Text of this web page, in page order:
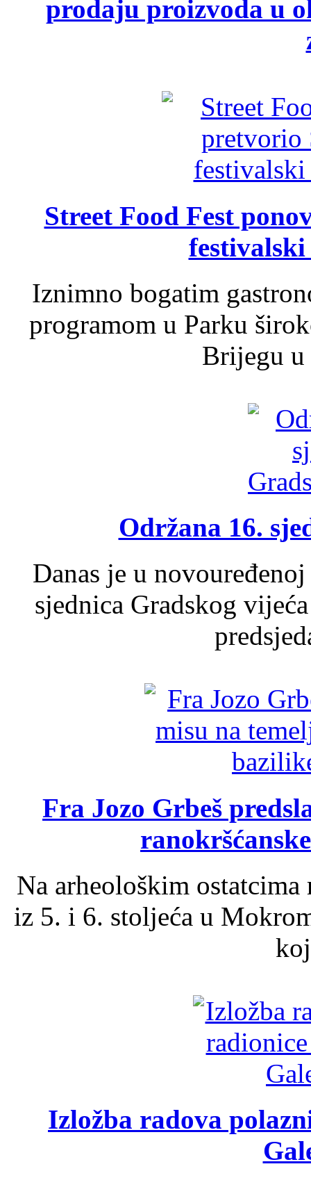
prodaju proizvoda u
Street Food Fest
Iznimno bogatim
programom u Parku
Brijegu u
Održana 16.
Danas je u
sjednica Gradskog
Fra Jozo Grbeš
Na arheološkim
iz 5. i 6. stoljeća u
Izložba radova